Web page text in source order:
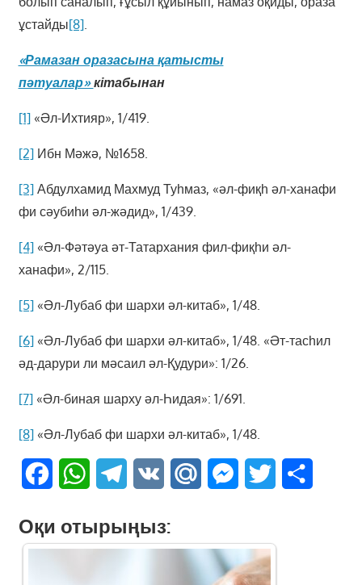
ұстайды[8].
«Рамазан оразасына қатысты
пәтуалар»кітабынан
[1]«Әл-Ихтияр», 1/419.
[2]Ибн Мәжә, №1658.
[3]Абдулхамид Махмуд Туһмаз, «әл-фиқһ әл-ханафи
фи сәубиһи әл-жәдид», 1/439.
[4]«Әл-Фәтәуа әт-Татархания фил-фиқһи әл-
ханафи», 2/115.
[5]«Әл-Лубаб фи шархи әл-китаб», 1/48.
[6]«Әл-Лубаб фи шархи әл-китаб», 1/48. «Әт-тасһил
әд-дарури ли мәсаил әл-Қудури»: 1/26.
[7]«Әл-биная шарху әл-Һидая»: 1/691.
[8]«Әл-Лубаб фи шархи әл-китаб», 1/48.
FacebookWhatsAppTelegram
VK Mail.Ru Messenger
Twitter
Оқи отырыңыз: